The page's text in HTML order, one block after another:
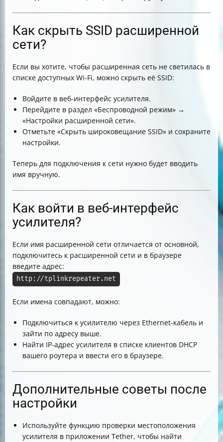
Как скрыть SSID расширенной
сети?
Если вы хотите, чтобы расширенная сеть не светилась в
списке доступных Wi-Fi, можно скрыть её SSID:
Войдите в веб-интерфейс усилителя.
Перейдите в раздел «Беспроводной режим» →
«Настройки расширенной сети».
Отметьте «Скрыть широковещание SSID» и сохраните
настройки.
Теперь для подключения к сети нужно будет вводить
имя вручную.
Как войти в веб-интерфейс
усилителя?
Если имя расширенной сети отличается от основной,
подключитесь к расширенной сети и в браузере
введите адрес:
http://tplinkrepeater.net
Если имена совпадают, можно:
Подключиться к усилителю через Ethernet-кабель и
зайти по адресу выше.
Найти IP-адрес усилителя в списке клиентов DHCP
вашего роутера и ввести его в браузере.
Дополнительные советы после
настройки
Используйте функцию проверки местоположения
усилителя в приложении Tether, чтобы найти